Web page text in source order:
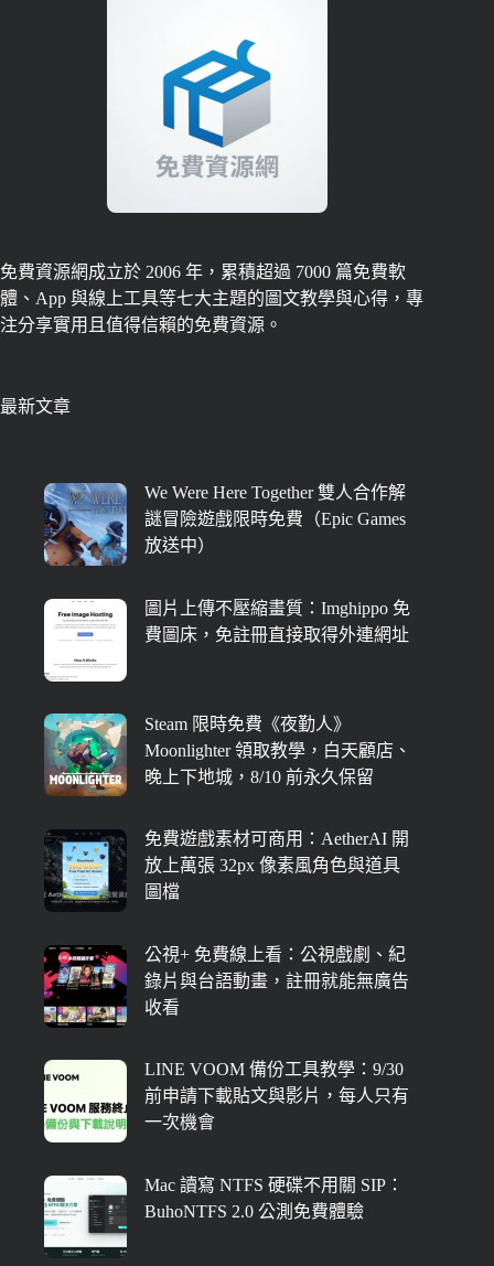
免費資源網成立於 2006 年，累積超過 7000 篇免費軟
體、App 與線上工具等七大主題的圖文教學與心得，專
注分享實用且值得信賴的免費資源。
最新文章
We Were Here Together 雙人合作解
謎冒險遊戲限時免費（Epic Games
放送中）
圖片上傳不壓縮畫質：Imghippo 免
費圖床，免註冊直接取得外連網址
Steam 限時免費《夜勤人》
Moonlighter 領取教學，白天顧店、
晚上下地城，8/10 前永久保留
免費遊戲素材可商用：AetherAI 開
放上萬張 32px 像素風角色與道具
圖檔
公視+ 免費線上看：公視戲劇、紀
錄片與台語動畫，註冊就能無廣告
收看
LINE VOOM 備份工具教學：9/30
前申請下載貼文與影片，每人只有
一次機會
Mac 讀寫 NTFS 硬碟不用關 SIP：
BuhoNTFS 2.0 公測免費體驗